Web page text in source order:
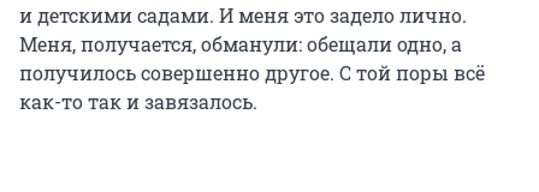
и детскими садами. И меня это задело лично.
Меня, получается, обманули: обещали одно, а
получилось совершенно другое. С той поры всё
как-то так и завязалось.